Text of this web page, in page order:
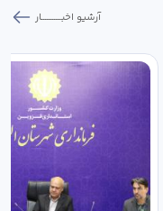
آرشیو اخبـــــــــــار